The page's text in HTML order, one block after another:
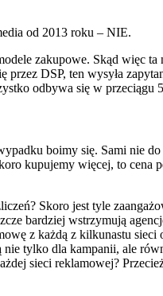
od 2013 roku – NIE.
zakupowe. Skąd więc
DSP, ten wysyła
odbywa się w
boimy się. Sami nie
kupujemy więcej, to
Skoro jest tyle
bardziej wstrzymują
z każdą z kilkunastu
tylko dla kampanii, ale
sieci reklamowej?